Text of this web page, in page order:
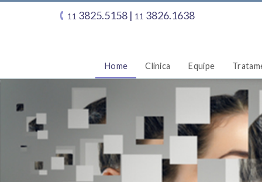
11 3825.5158 | 11 3826.1638
Home Clínica Equipe